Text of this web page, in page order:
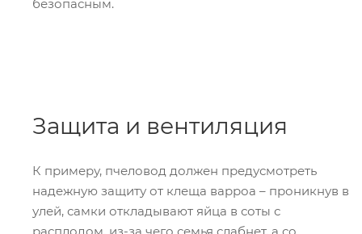
безопасным.
Защита и вентиляция
К примеру, пчеловод должен предусмотреть
надежную защиту от клеща варроа – проникнув в
улей, самки откладывают яйца в соты с